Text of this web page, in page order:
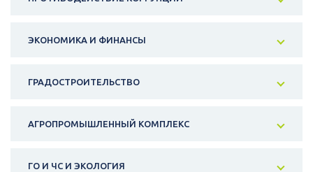
ЭКОНОМИКА И ФИНАНСЫ
ГРАДОСТРОИТЕЛЬСТВО
АГРОПРОМЫШЛЕННЫЙ КОМПЛЕКС
ГО И ЧС И ЭКОЛОГИЯ